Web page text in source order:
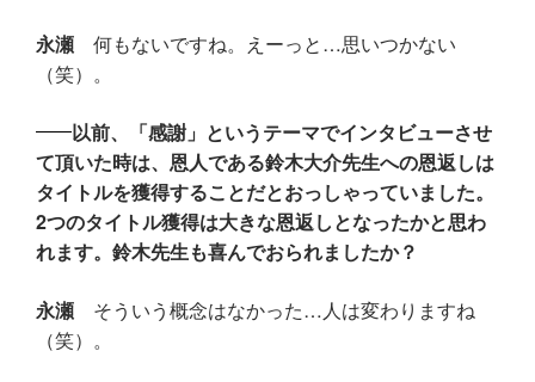
永瀬 何もないですね。えーっと…思いつかない
（笑）。
以前、「感謝」というテーマでインタビューさせ
て頂いた時は、恩人である鈴木大介先生への恩返しは
タイトルを獲得することだとおっしゃっていました。
2つのタイトル獲得は大きな恩返しとなったかと思わ
れます。鈴木先生も喜んでおられましたか？
永瀬 そういう概念はなかった…人は変わりますね
（笑）。